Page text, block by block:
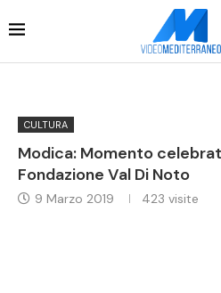
CULTURA
Modica: Momento
Fondazione Val Di Noto
9 Marzo 2019 423 visite